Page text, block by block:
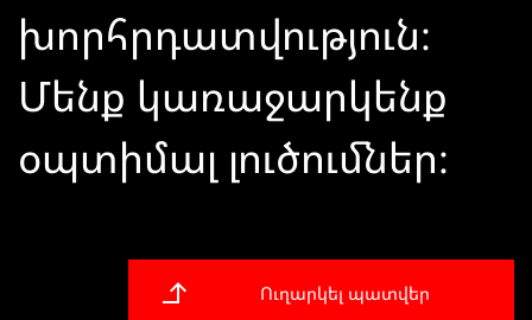
խորհրդատվություն։
Մենք կառաջարկենք
օպտիմալ լուծումներ։
Ուղարկել պատվեր